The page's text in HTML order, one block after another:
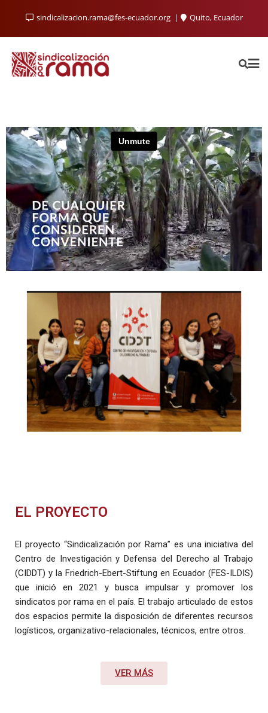
sindicalizacion.rama@fes-ecuador.org Quito, Ecuador
EL PROYECTO
El proyecto “Sindicalización por Rama” es una iniciativa del
Centro de Investigación y Defensa del Derecho al Trabajo
(CIDDT) y la Friedrich-Ebert-Stiftung en Ecuador (FES-ILDIS)
que inició en 2021 y busca impulsar y promover los
sindicatos por rama en el país. El trabajo articulado de estos
dos espacios permite la disposición de diferentes recursos
logísticos, organizativo-relacionales, técnicos, entre otros.
VER MÁS